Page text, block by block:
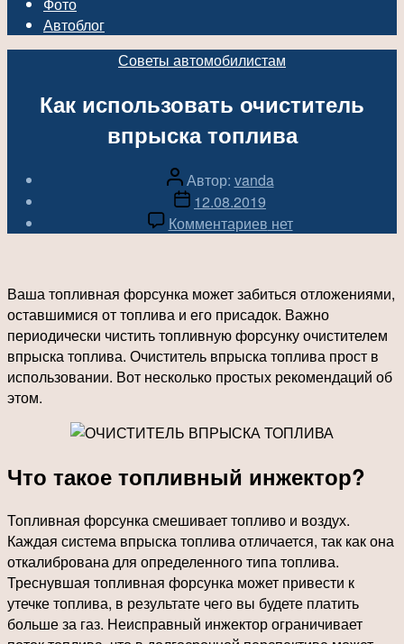
Автоблог
Рубрики
Советы автомобилистам
Как использовать очиститель
впрыска топлива
Автор
записи
Автор: vanda
Дата
записи
12.08.2019
Комментариевк
очиститель
впрыска
топлива
нет
Ваша топливная форсунка может забиться отложениями,
оставшимися от топлива и его присадок. Важно
периодически чистить топливную форсунку очистителем
впрыска топлива. Очиститель впрыска топлива прост в
использовании. Вот несколько простых рекомендаций об
этом.
Что такое топливный инжектор?
Топливная форсунка смешивает топливо и воздух.
Каждая система впрыска топлива отличается, так как она
откалибрована для определенного типа топлива.
Треснувшая топливная форсунка может привести к
утечке топлива, в результате чего вы будете платить
больше за газ. Неисправный инжектор ограничивает